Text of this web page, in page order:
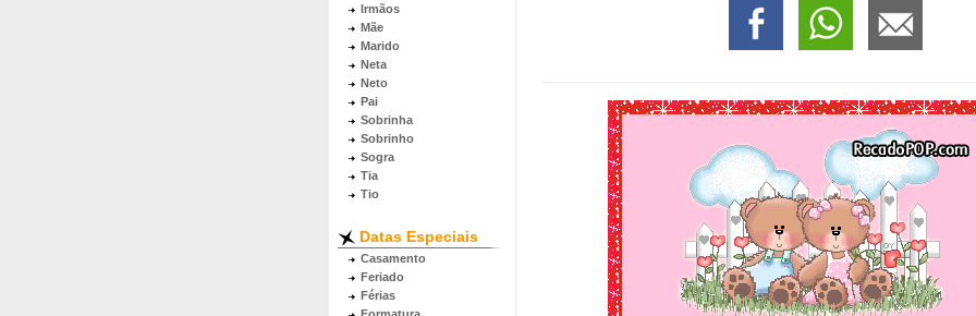
Irmãos
Mãe
Marido
Neta
Neto
Pai
Sobrinha
Sobrinho
Sogra
Tia
Tio
Datas Especiais
Casamento
Feriado
Férias